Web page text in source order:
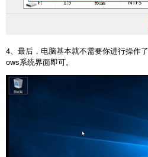
4 、最后，电脑基本就不需要你进行操作
ows系统界面即可。